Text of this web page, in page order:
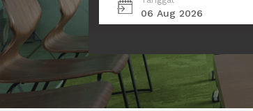
06 Aug 2026